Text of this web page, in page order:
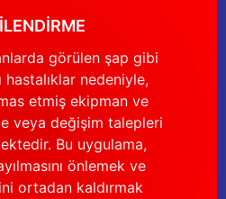
görülen şap gibi
hastalıklar nedeniyle,
etmiş ekipman ve
veya değişim talepleri
Bu uygulama,
önlemek ve
ortadan kaldırmak